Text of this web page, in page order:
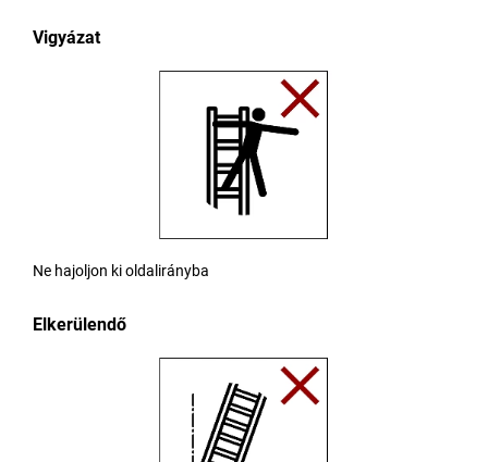
Vigyázat
Ne hajoljon ki oldalirányba
Elkerülendő